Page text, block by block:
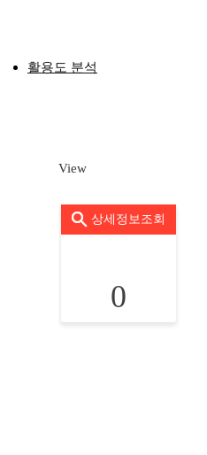
활용도 분석
View
상세정보조회
0